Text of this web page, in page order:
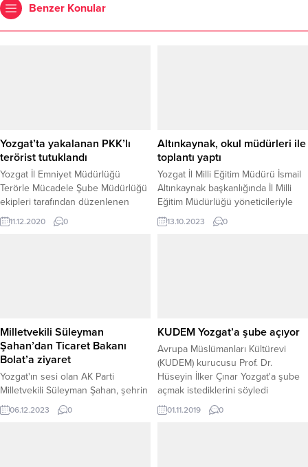
Benzer Konular
Yozgat’ta yakalanan PKK’lı
terörist tutuklandı
Yozgat İl Emniyet Müdürlüğü
Terörle Mücadele Şube Müdürlüğü
ekipleri tarafından düzenlenen
operasyonla yakalanan PKK/KCK-
YPG/PYD mensubu terörist
11.12.2020 0
Altınkaynak, okul müdürleri ile
toplantı yaptı
Yozgat İl Milli Eğitim Müdürü İsmail
Altınkaynak başkanlığında İl Milli
Eğitim Müdürlüğü yöneticileriyle
birlikte, merkezdeki okul
müdürlerinin katılımıyla kapsamlı bir
13.10.2023 0
Milletvekili Süleyman
Şahan’dan Ticaret Bakanı
Bolat’a ziyaret
Yozgat'ın sesi olan AK Parti
Milletvekili Süleyman Şahan, şehrin
çeşitli konularındaki sorunları ele
almak ve çözüm önerilerini
06.12.2023 0
KUDEM Yozgat’a şube açıyor
Avrupa Müslümanları Kültürevi
(KUDEM) kurucusu Prof. Dr.
Hüseyin İlker Çınar ​Yozgat'a şube
açmak istediklerini söyledi
01.11.2019 0